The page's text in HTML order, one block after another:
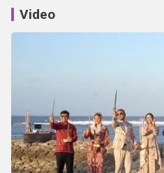
Video